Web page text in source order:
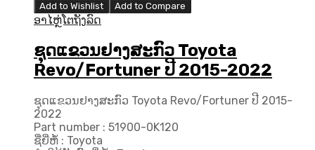
Add to Wishlist Add to Compare
ອາໄຫຼ່ໂຕຖັງລົດ
ຊຸດແຂວນຢາງສະກົວ Toyota
Revo/Fortuner ປີ 2015-2022
ຊຸດແຂວນຢາງສະກົວ Toyota Revo/Fortuner ປີ 2015-
2022
Part number : 51900-0K120
ຊື່ຍີ່ຫໍ້ : Toyota